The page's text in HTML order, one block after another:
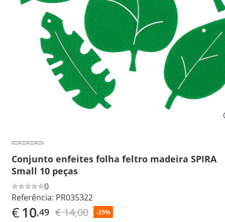
Conjunto enfeites folha feltro madeira SPIRA
Small 10 peças
0
Referência: PR035322
€10,49 € 14,00 -25%